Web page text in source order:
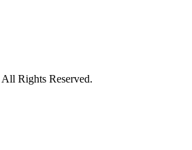
All Rights Reserved.